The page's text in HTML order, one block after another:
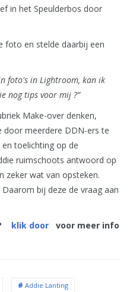
in het Speulderbos door
foto en stelde daarbij een
foto's in Lightroom, kan ik
nog tips voor mij ?”
Make-over denken,
meerdere DDN-ers te
toelichting op de
ruimschoots antwoord op
zeker wat van opsteken.
bij deze de vraag aan
klik door voor meer info
Addie Lanting